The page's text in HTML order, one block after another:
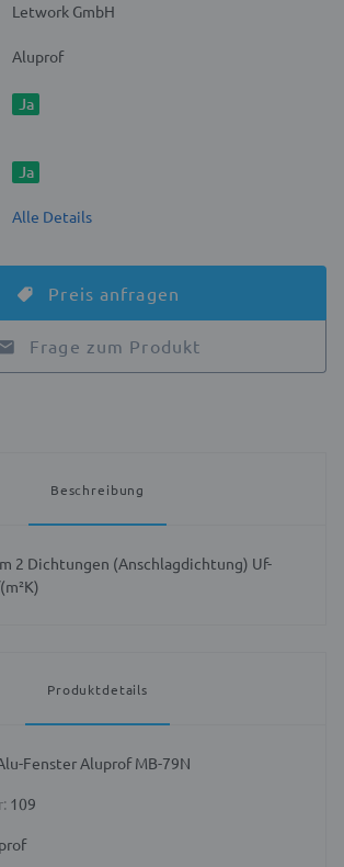
Letwork GmbH
Aluprof
Ja
Ja
Alle Details
Preis anfragen
Frage zum Produkt
Beschreibung
2 Dichtungen (Anschlagdichtung) Uf-
Produktdetails
Fenster Aluprof MB-79N
109